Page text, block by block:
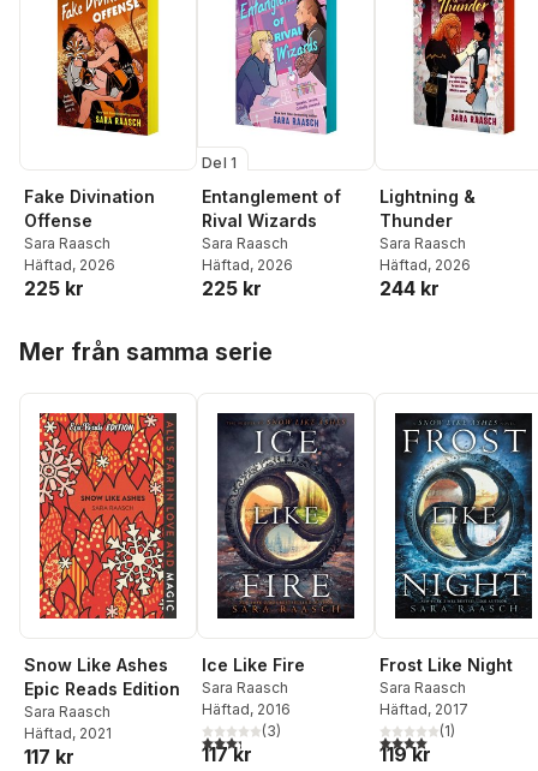
Fake Divination
Offense
Sara Raasch
Häftad, 2026
225 kr
Del 1
Entanglement of
Rival Wizards
Sara Raasch
Häftad, 2026
225 kr
Lightning &
Thunder
Sara Raasch
Häftad, 2026
244 kr
Mer från samma serie
Snow Like Ashes
Epic Reads Edition
Sara Raasch
Häftad, 2021
117 kr
Ice Like Fire
Sara Raasch
Häftad, 2016
3,3utav 5 stjärnor. Totalt antal röster:
(3)
117 kr
Frost Like Night
Sara Raasch
Häftad, 2017
4,0utav 5 stjärnor.
(1)
119 kr